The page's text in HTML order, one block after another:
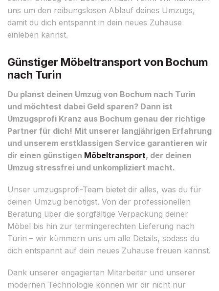
uns um den reibungslosen Ablauf deines Umzugs,
damit du dich entspannt in dein neues Zuhause
einleben kannst.
Günstiger Möbeltransport von Bochum
nach Turin
Du planst deinen Umzug von Bochum nach Turin
und möchtest dabei Geld sparen? Dann ist
Umzugsprofi Kranz aus Bochum genau der richtige
Partner für dich! Mit unserer langjährigen Erfahrung
und unserem erstklassigen Service garantieren wir
dir einen günstigen Möbeltransport, der deinen
Umzug stressfrei und unkompliziert macht.
Unser umzugsprofi-Team bietet dir alles, was du für
deinen Umzug benötigst. Von der professionellen
Beratung über die sorgfältige Verpackung deiner
Möbel bis hin zur termingerechten Lieferung nach
Turin – wir kümmern uns um alle Details, sodass du
dich entspannt auf dein neues Zuhause freuen kannst.
Dank unserer engagierten Mitarbeiter und unserer
modernen Technologie können wir dir nicht nur